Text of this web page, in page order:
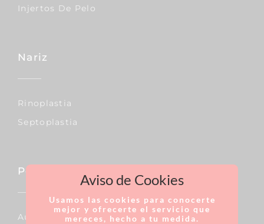
Injertos De Pelo
Nariz
Rinoplastia
Septoplastia
Pecho
Aumento De Pecho
Aviso de Cookies
Usamos las cookies para conocerte
mejor y ofrecerte el servicio que
mereces, hecho a tu medida.